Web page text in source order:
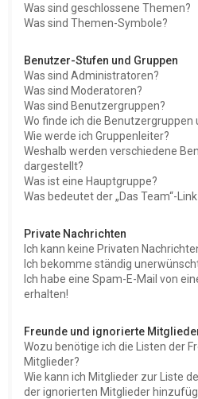
Was sind geschlossene Themen?
Was sind Themen-Symbole?
Benutzer-Stufen und Gruppen
Was sind Administratoren?
Was sind Moderatoren?
Was sind Benutzergruppen?
Wo finde ich die Benutzergruppen
Wie werde ich Gruppenleiter?
Weshalb werden verschiedene
dargestellt?
Was ist eine Hauptgruppe?
Was bedeutet der „Das Team“-
Private Nachrichten
Ich kann keine Privaten
Ich bekomme ständig
Ich habe eine Spam-E-Mail von
erhalten!
Freunde und ignorierte
Wozu benötige ich die Listen der
Mitglieder?
Wie kann ich Mitglieder zur Liste
der ignorierten Mitglieder